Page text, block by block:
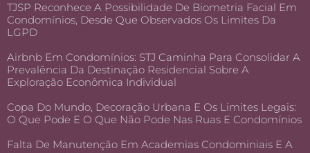
TJSP Reconhece A Possibilidade De Biometria Facial Em
Condomínios, Desde Que Observados Os Limites Da
LGPD
Airbnb Em Condomínios: STJ Caminha Para Consolidar A
Prevalência Da Destinação Residencial Sobre A
Exploração Econômica Individual
Copa Do Mundo, Decoração Urbana E Os Limites Legais:
O Que Pode E O Que Não Pode Nas Ruas E Condomínios
Falta De Manutenção Em Academias Condominiais E A